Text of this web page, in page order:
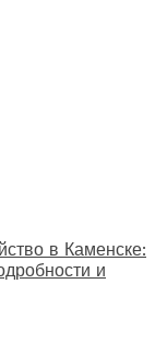
в Каменске:
и